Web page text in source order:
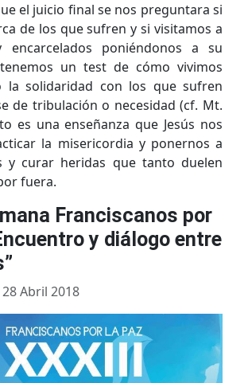
el juicio final se nos preguntara si
de los que sufren y si visitamos a
poniéndonos a su
un test de cómo vivimos
la solidaridad con los que sufren
de tribulación o necesidad (cf. Mt.
es una enseñanza que Jesús nos
la misericordia y ponernos a
y curar heridas que tanto duelen
fuera.
Franciscanos por
y diálogo entre
Abril 2018